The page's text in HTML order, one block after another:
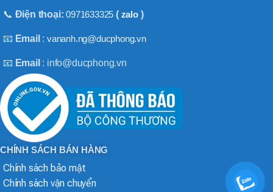
📞 Điện thoại:0971633325 ( zalo)
📧 Email :vananh.ng@ducphong.vn
📧 Email : info@ducphong.vn
CHÍNH SÁCH BÁN HÀNG
Chính sách bảo mật
Chính sách vận chuyển